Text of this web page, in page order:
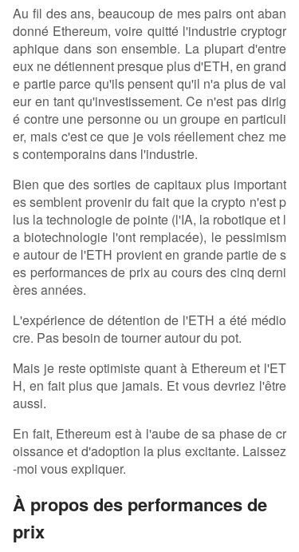
e : 54% de la capitalisation des stablecoins et 5
3% de la valeur des actifs du monde réel (RWA)
tokenisés résident déjà sur Ethereum. Ce segme
nt, évalué à 300 milliards de dollars, connaît une
croissance parabolique, rappelant l'essor de la D
eFi en 2020. Avec l'éventuelle adoption du "Clari
ty Act" qui favoriserait la migration des actifs tra
ditionnels sur la blockchain, l'auteur anticipe que
la tokenisation des RWA pourrait dépasser le trill
ion de dollars lors de ce cycle. Grâce à sa sécurit
é, sa fiabilité prouvée (100% de temps de foncti
onnement) et sa liquidité, Ethereum est position
né pour capturer l'essentiel de cette valeur,...
Au fil des ans, beaucoup de mes pairs ont aban
donné Ethereum, voire quitté l'industrie cryptogr
aphique dans son ensemble. La plupart d'entre
eux ne détiennent presque plus d'ETH, en grand
e partie parce qu'ils pensent qu'il n'a plus de val
eur en tant qu'investissement. Ce n'est pas dirig
é contre une personne ou un groupe en particuli
er, mais c'est ce que je vois réellement chez me
s contemporains dans l'industrie.
Bien que des sorties de capitaux plus important
es semblent provenir du fait que la crypto n'est p
lus la technologie de pointe (l'IA, la robotique et l
a biotechnologie l'ont remplacée), le pessimism
e autour de l'ETH provient en grande partie de s
es performances de prix au cours des cinq derni
ères années.
L'expérience de détention de l'ETH a été médio
cre. Pas besoin de tourner autour du pot.
Mais je reste optimiste quant à Ethereum et l'ET
H, en fait plus que jamais. Et vous devriez l'être
aussi.
En fait, Ethereum est à l'aube de sa phase de cr
oissance et d'adoption la plus excitante. Laissez
-moi vous expliquer.
À propos des performances de
prix